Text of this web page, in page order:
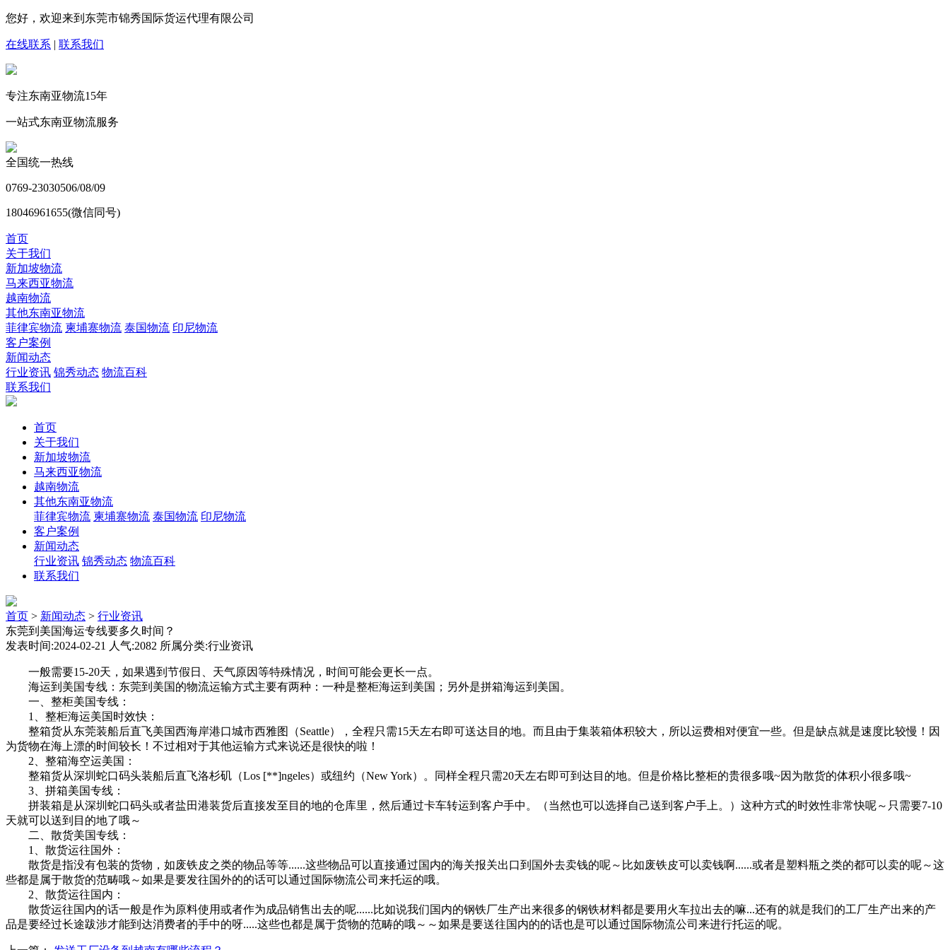
您好，欢迎来到东莞市锦秀国际货运代理有限公司
在线联系 | 联系我们
专注东南亚物流15年
一站式东南亚物流服务
全国统一热线
0769-23030506/08/09
18046961655(微信同号)
首页
关于我们
新加坡物流
马来西亚物流
越南物流
其他东南亚物流
菲律宾物流 柬埔寨物流 泰国物流 印尼物流
客户案例
新闻动态
行业资讯 锦秀动态 物流百科
联系我们
首页
关于我们
新加坡物流
马来西亚物流
越南物流
其他东南亚物流
菲律宾物流 柬埔寨物流 泰国物流 印尼物流
客户案例
新闻动态
行业资讯 锦秀动态 物流百科
联系我们
首页 > 新闻动态 > 行业资讯
东莞到美国海运专线要多久时间？
发表时间:2024-02-21 人气:2082 所属分类:行业资讯
一般需要15-20天，如果遇到节假日、天气原因等特殊情况，时间可能会更长一点。
海运到美国专线：东莞到美国的物流运输方式主要有两种：一种是整柜海运到美国；另外是拼箱海运到美国。
一、整柜美国专线：
1、整柜海运美国时效快：
整箱货从东莞装船后直飞美国西海岸港口城市西雅图（Seattle），全程只需15天左右即可送达目的地。而且由于集装箱体积较大，所以运费相对便宜一些。但是缺点就是速度比较慢！因
为货物在海上漂的时间较长！不过相对于其他运输方式来说还是很快的啦！
2、整箱海空运美国：
整箱货从深圳蛇口码头装船后直飞洛杉矶（Los [**]ngeles）或纽约（New York）。同样全程只需20天左右即可到达目的地。但是价格比整柜的贵很多哦~因为散货的体积小很多哦~
3、拼箱美国专线：
拼装箱是从深圳蛇口码头或者盐田港装货后直接发至目的地的仓库里，然后通过卡车转运到客户手中。（当然也可以选择自己送到客户手上。）这种方式的时效性非常快呢～只需要7-10
天就可以送到目的地了哦～
二、散货美国专线：
1、散货运往国外：
散货是指没有包装的货物，如废铁皮之类的物品等等......这些物品可以直接通过国内的海关报关出口到国外去卖钱的呢～比如废铁皮可以卖钱啊......或者是塑料瓶之类的都可以卖的呢～这
些都是属于散货的范畴哦～如果是要发往国外的的话可以通过国际物流公司来托运的哦。
2、散货运往国内：
散货运往国内的话一般是作为原料使用或者作为成品销售出去的呢......比如说我们国内的钢铁厂生产出来很多的钢铁材料都是要用火车拉出去的嘛...还有的就是我们的工厂生产出来的产
品是要经过长途跋涉才能到达消费者的手中的呀.....这些也都是属于货物的范畴的哦～～如果是要送往国内的的话也是可以通过国际物流公司来进行托运的呢。